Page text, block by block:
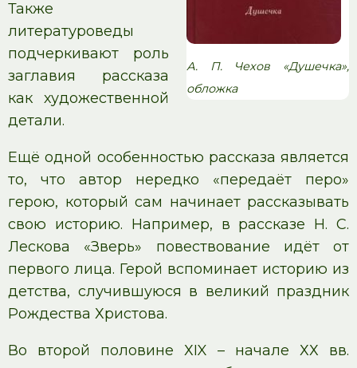
А. П. Чехов «Душечка»,
обложка
Также
литературоведы
подчеркивают роль
заглавия рассказа
как художественной
детали.
Ещё одной особенностью рассказа является
то, что автор нередко «передаёт перо»
герою, который сам начинает рассказывать
свою историю. Например, в рассказе Н. С.
Лескова «Зверь» повествование идёт от
первого лица. Герой вспоминает историю из
детства, случившуюся в великий праздник
Рождества Христова.
Во второй половине ХIX – начале ХХ вв.